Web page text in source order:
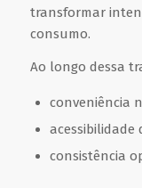
transformar
consumo.
Ao longo dessa
conveniência
acessibilidade
consistência